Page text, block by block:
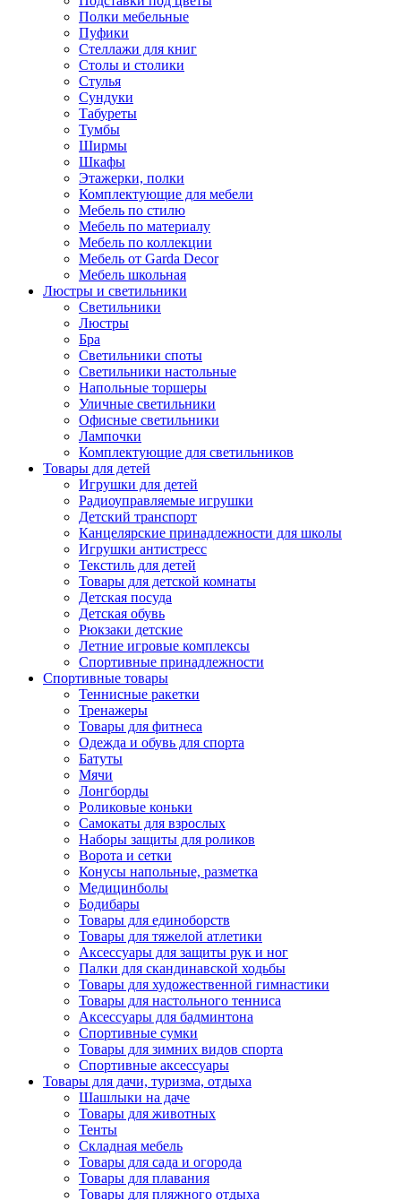
Полки мебельные
Пуфики
Стеллажи для книг
Столы и столики
Стулья
Сундуки
Табуреты
Тумбы
Ширмы
Шкафы
Этажерки, полки
Комплектующие для мебели
Мебель по стилю
Мебель по материалу
Мебель по коллекции
Мебель от Garda Decor
Мебель школьная
Люстры и светильники
Светильники
Люстры
Бра
Светильники споты
Светильники настольные
Напольные торшеры
Уличные светильники
Офисные светильники
Лампочки
Комплектующие для светильников
Товары для детей
Игрушки для детей
Радиоуправляемые игрушки
Детский транспорт
Канцелярские принадлежности для школы
Игрушки антистресс
Текстиль для детей
Товары для детской комнаты
Детская посуда
Детская обувь
Рюкзаки детские
Летние игровые комплексы
Спортивные принадлежности
Спортивные товары
Теннисные ракетки
Тренажеры
Товары для фитнеса
Одежда и обувь для спорта
Батуты
Мячи
Лонгборды
Роликовые коньки
Самокаты для взрослых
Наборы защиты для роликов
Ворота и сетки
Конусы напольные, разметка
Медицинболы
Бодибары
Товары для единоборств
Товары для тяжелой атлетики
Аксессуары для защиты рук и ног
Палки для скандинавской ходьбы
Товары для художественной гимнастики
Товары для настольного тенниса
Аксессуары для бадминтона
Спортивные сумки
Товары для зимних видов спорта
Спортивные аксессуары
Товары для дачи, туризма, отдыха
Шашлыки на даче
Товары для животных
Тенты
Складная мебель
Товары для сада и огорода
Товары для плавания
Товары для пляжного отдыха